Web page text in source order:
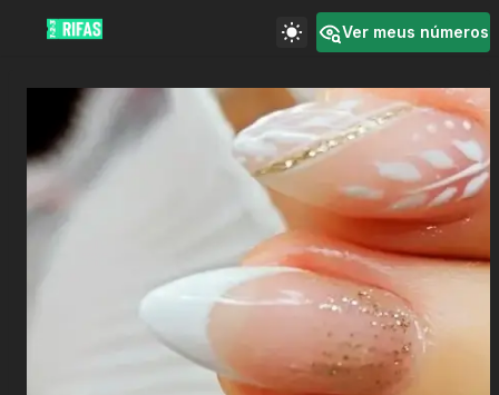
Ver meus números